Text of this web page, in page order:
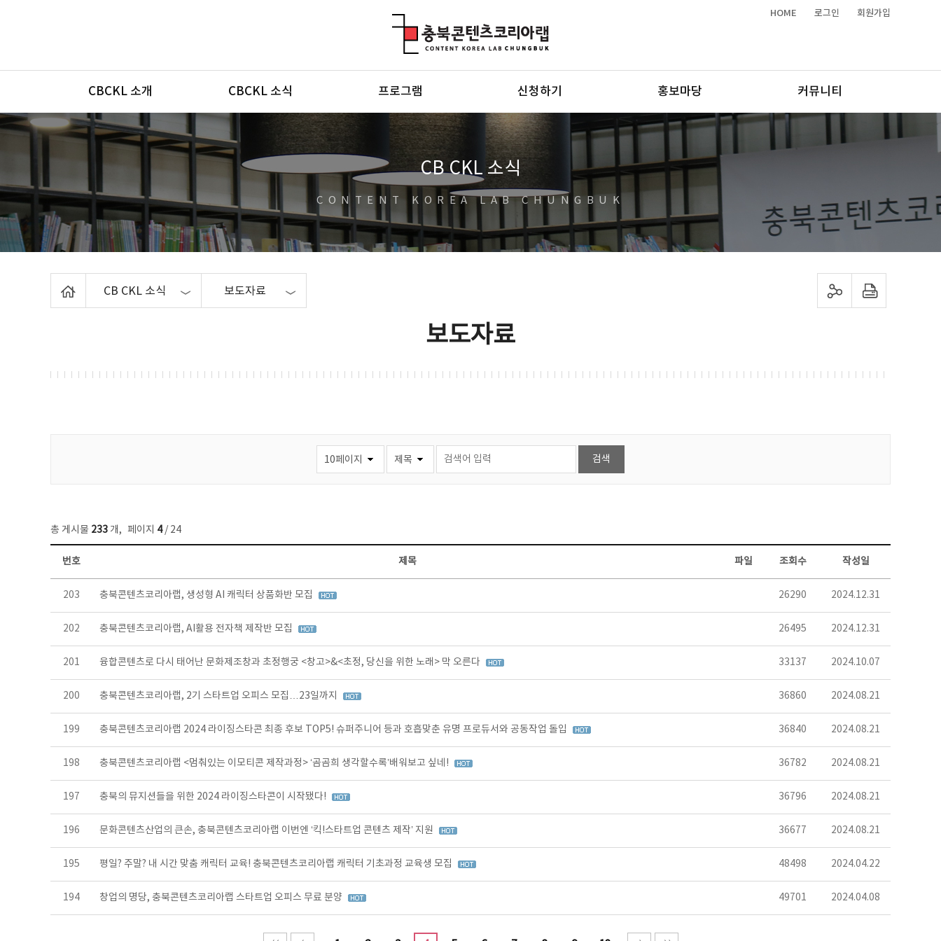
HOME 로그인 회원가입
메뉴
CBCKL 소개 CBCKL 소식 프로그램 신청하기 홍보마당 커뮤니티
CB CKL 소식
CONTENT KOREA LAB CHUNGBUK
CB CKL 소식 보도자료 sns 공유하기 프린트하기
보도자료
총 게시물 233 개, 페이지 4/ 24
보도자료 목록 - 번호, 제목, 작성자, 파일, 조회수, 작성일 정보 제공
번호 제목 파일 조회수 작성일
203 충북콘텐츠코리아랩, 생성형 AI 캐릭터 상품화반 모집 26290 2024.12.31
202 충북콘텐츠코리아랩, AI활용 전자책 제작반 모집 26495 2024.12.31
201 융합콘텐츠로 다시 태어난 문화제조창과 초정행궁 <창고>&<초정, 당신을 위한 노래> 막 오른다 33137 2024.10.07
200 충북콘텐츠코리아랩, 2기 스타트업 오피스 모집…23일까지 36860 2024.08.21
199 충북콘텐츠코리아랩 2024 라이징스타콘 최종 후보 TOP5! 슈퍼주니어 등과 호흡맞춘 유명 프로듀서와 공동작업 돌입 36840 2024.08.21
198 충북콘텐츠코리아랩 <멈춰있는 이모티콘 제작과정> ‘곰곰희 생각할수록’배워보고 싶네! 36782 2024.08.21
197 충북의 뮤지션들을 위한 2024 라이징스타콘이 시작됐다! 36796 2024.08.21
196 문화콘텐츠산업의 큰손, 충북콘텐츠코리아랩 이번엔 ‘킥!스타트업 콘텐츠 제작’ 지원 36677 2024.08.21
195 평일? 주말? 내 시간 맞춤 캐릭터 교육! 충북콘텐츠코리아랩 캐릭터 기초과정 교육생 모집 48498 2024.04.22
194 창업의 명당, 충북콘텐츠코리아랩 스타트업 오피스 무료 분양 49701 2024.04.08